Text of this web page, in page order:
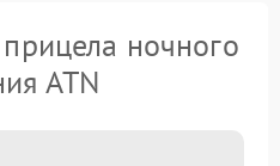
ночного
ATN